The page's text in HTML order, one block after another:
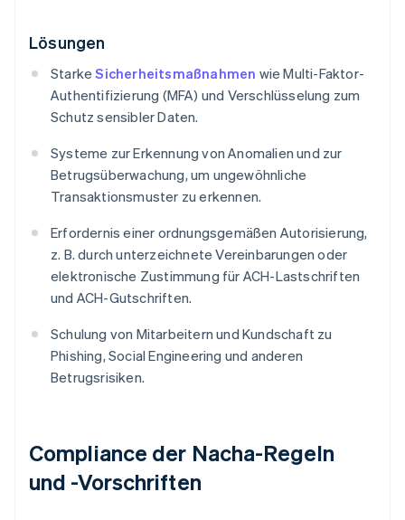
Lösungen
StarkeSicherheitsmaßnahmen wie Multi-Faktor-
Authentifizierung (MFA) und Verschlüsselung zum
Schutz sensibler Daten.
Systeme zur Erkennung von Anomalien und zur
Betrugsüberwachung, um ungewöhnliche
Transaktionsmuster zu erkennen.
Erfordernis einer ordnungsgemäßen Autorisierung,
z. B. durch unterzeichnete Vereinbarungen oder
elektronische Zustimmung für ACH-Lastschriften
und ACH-Gutschriften.
Schulung von Mitarbeitern und Kundschaft zu
Phishing, Social Engineering und anderen
Betrugsrisiken.
Compliance der Nacha-Regeln
und -Vorschriften